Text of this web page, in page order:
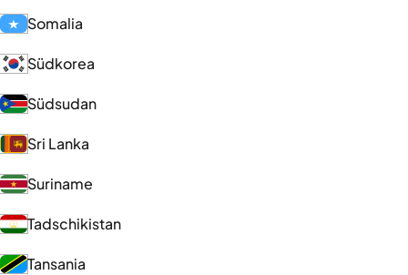
Somalia
Südkorea
Südsudan
Sri Lanka
Suriname
Tadschikistan
Tansania